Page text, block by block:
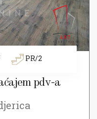
PR/2
pdv-a